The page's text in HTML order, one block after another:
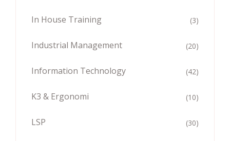
In House Training (3)
Industrial Management (20)
Information Technology (42)
K3 & Ergonomi (10)
LSP (30)